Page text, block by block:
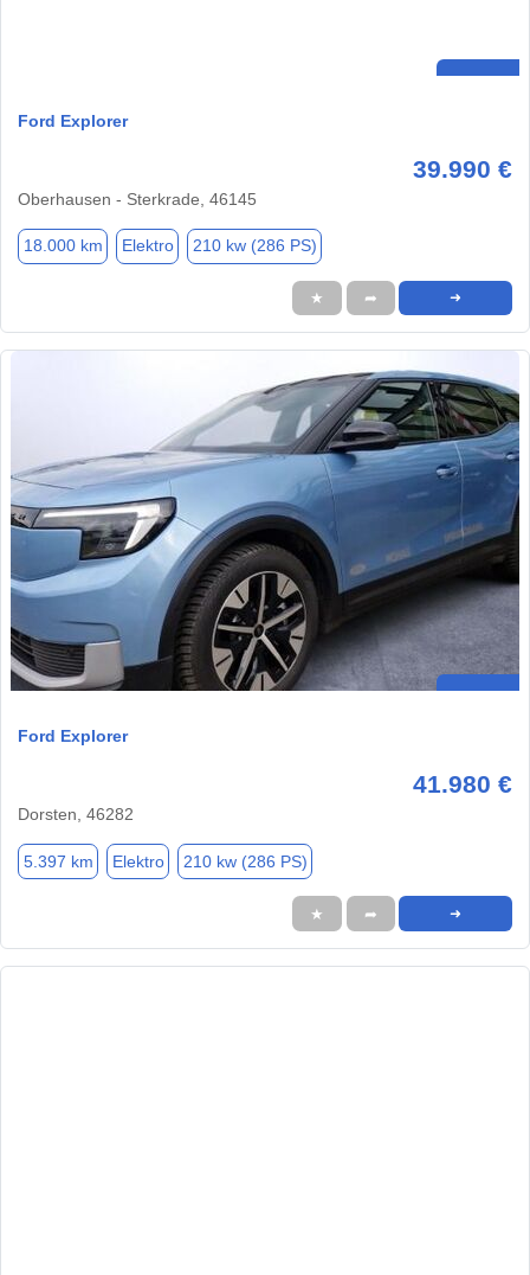
Ford Explorer
39.990 €
Oberhausen - Sterkrade, 46145
18.000 km Elektro 210 kw (286 PS)
★ ➦ ➜
Ford Explorer
41.980 €
Dorsten, 46282
5.397 km Elektro 210 kw (286 PS)
★ ➦ ➜